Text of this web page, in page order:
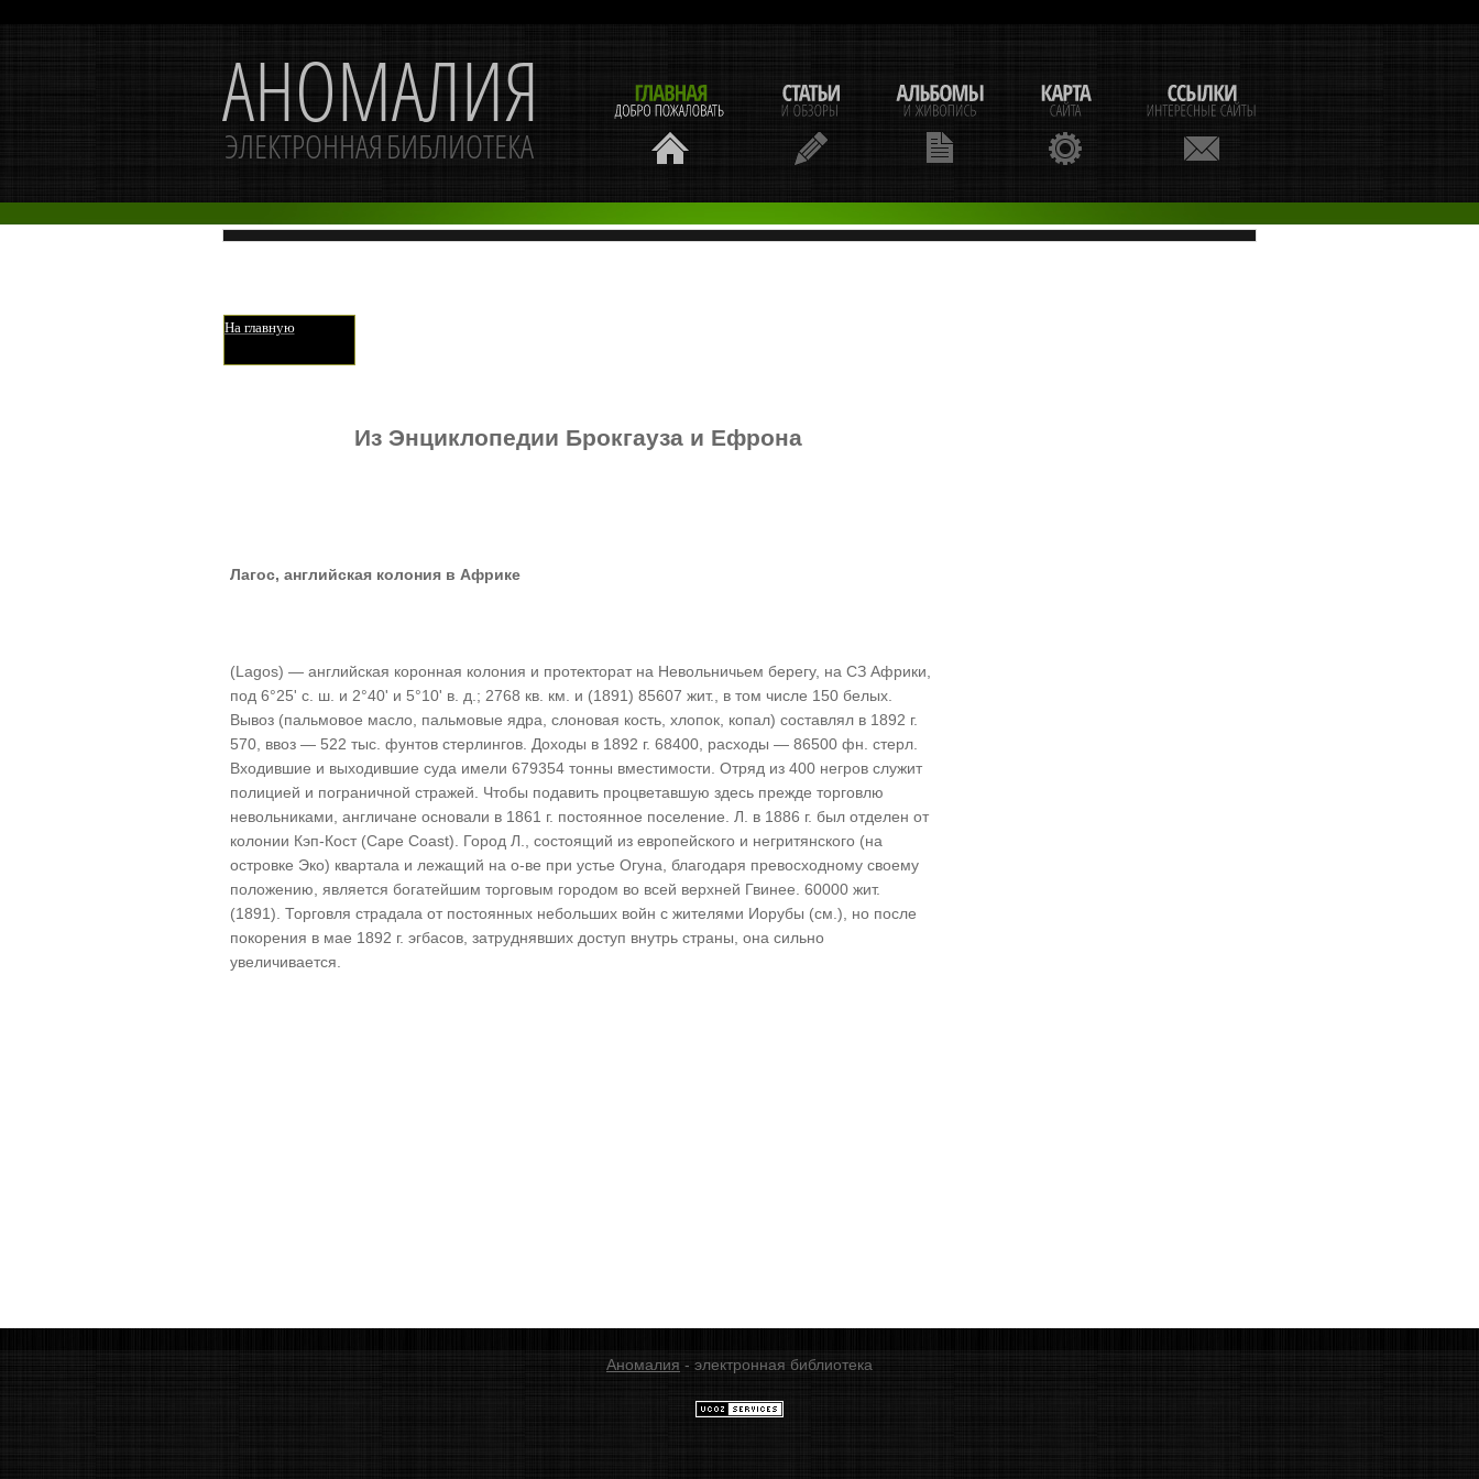
На главную
Из Энциклопедии Брокгауза и Ефрона
Лагос, английская колония в Африке
(Lagos) — английская коронная колония и протекторат на Невольничьем берегу, на СЗ Африки,
под 6°25' с. ш. и 2°40' и 5°10' в. д.; 2768 кв. км. и (1891) 85607 жит., в том числе 150 белых.
Вывоз (пальмовое масло, пальмовые ядра, слоновая кость, хлопок, копал) составлял в 1892 г.
570, ввоз — 522 тыс. фунтов стерлингов. Доходы в 1892 г. 68400, расходы — 86500 фн. стерл.
Входившие и выходившие суда имели 679354 тонны вместимости. Отряд из 400 негров служит
полицией и пограничной стражей. Чтобы подавить процветавшую здесь прежде торговлю
невольниками, англичане основали в 1861 г. постоянное поселение. Л. в 1886 г. был отделен от
колонии Кэп-Кост (Саре Coast). Город Л., состоящий из европейского и негритянского (на
островке Эко) квартала и лежащий на о-ве при устье Огуна, благодаря превосходному своему
положению, является богатейшим торговым городом во всей верхней Гвинее. 60000 жит.
(1891). Торговля страдала от постоянных небольших войн с жителями Иорубы (см.), но после
покорения в мае 1892 г. эгбасов, затруднявших доступ внутрь страны, она сильно
увеличивается.
Аномалия - электронная библиотека